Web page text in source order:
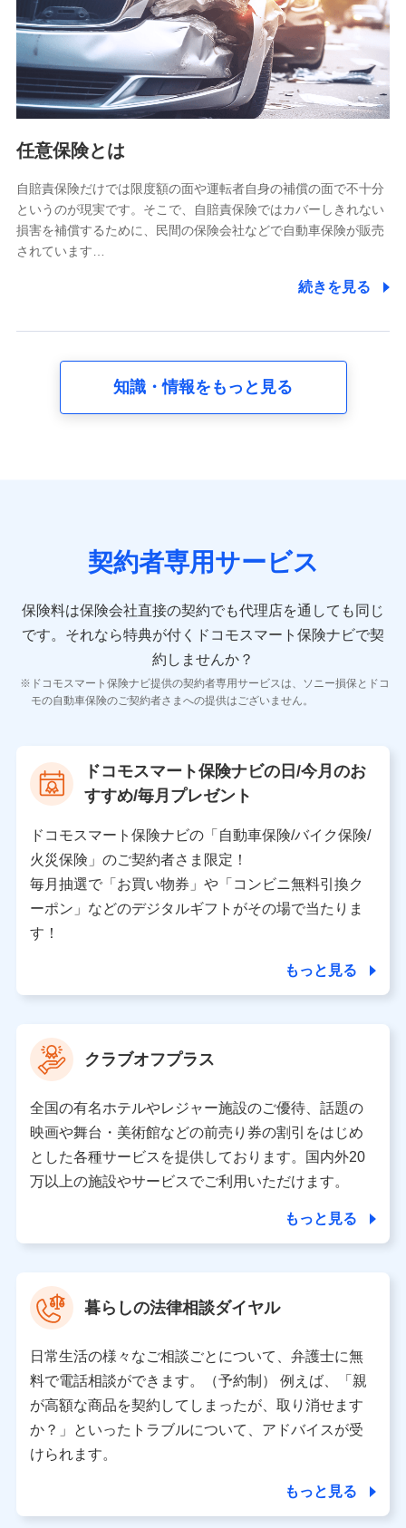
基本情報
氏名、電話番号、メールアドレス、お客さまの識別子、
属性、連絡先、dポイントサービスのご利用に関する情
報。例として、dポイントカード番号、性別、年齢、家族
構成、住所、dポイント残高、dポイント利用履歴などが
含まれます。
当社又は株式会社NTTドコモが提供する各種サービスな
又は株式会社NTTドコモが提供する各種サービスのご契
約状態・ご利用履歴インターネット利用時の行動に関す
る情報、アプリケーション利用時の行動に関する情報、
購入されたサービスや商品の名称・購入場所・決済に関
する情報、アンケートの回答に関する情報などが含まれ
の内容、保険料、保険料のお支払方法、車のメーカーや
走行距離などの情報、建物の構造や築年数などの情報、
険契約に関する情報。例として、保険契約者及び被保険
者の氏名、住所、生年月日、性別、保険契約者と被保険
報、建物の構造や築年数などの情報、ペットの種類や年
齢などの情報などが含まれます。
【共同して利用する者の範囲】
当社
当社又は株式会社NTTドコモが提供する保険関連サービ
スにおけるユーザ登録受付および管理のため
を受けている保険会社・提携会社の保険その他に関する
情報を提供するため、また維持管理等の委託業務遂行の
ため、またそれらに付帯、関連する当社、株式会社NTT
ドコモおよび提携会社のサービスを案内、提供するため
（各サービスで取得したサービス利用履歴、ウェブサイ
トの閲覧履歴、購買履歴、ご契約内容等のパーソナルデ
ータを分析して、お客さまの趣味・嗜好・傾向に応じた
上記に係る案内・手続き・管理等付帯業務を行うため
【当該個人データの管理について責任を有する者の名称・住
所・代表者名】
当該個人データを取り扱う各共同利用者（詳細は次のとお
り）
東京都千代田区永田町2丁目11番1号 山王パークタワー
株式会社NTTドコモ 代表取締役社長 前田 義晃
東京都中央区日本橋人形町2-14-10 アーバンネット日本橋
ビル 3F
※ 当社および株式会社NTTドコモは、お客さまの情報を利
データ憲章」に定める行動原則を順守します 。
※ パーソナルデータダッシュボードの「第三者提供の管
理」の設定状態にかかわらず、共同利用する場合がありま
※ dポイントクラブ会員ではないお客さま（2019年12月11
日以降、一度もdポイントクラブ会員であったことがないお
個人データは、こちら の利用目的の範囲内に限って共同利
用します。
任意保険とは
自賠責保険だけでは限度額の面や運転者自身の補償の面で不十分
というのが現実です。そこで、自賠責保険ではカバーしきれない
損害を補償するために、民間の保険会社などで自動車保険が販売
されています…
続きを見る
知識・情報をもっと見る
契約者専用サービス
保険料は保険会社直接の契約でも代理店を通しても同じ
です。 それなら特典が付くドコモスマート保険ナビで契
約しませんか？
ドコモスマート保険ナビ提供の契約者専用サービスは、ソニー損保とドコ
モの自動車保険のご契約者さまへの提供はございません。
ドコモスマート保険ナビの日/今月のお
すすめ/毎月プレゼント
ドコモスマート保険ナビの「自動車保険/バイク保険/
火災保険」のご契約者さま限定！
毎月抽選で「お買い物券」や「コンビニ無料引換ク
ーポン」などのデジタルギフトがその場で当たりま
す！
もっと見る
クラブオフプラス
全国の有名ホテルやレジャー施設のご優待、話題の
映画や舞台・美術館などの前売り券の割引をはじめ
とした各種サービスを提供しております。国内外20
万以上の施設やサービスでご利用いただけます。
もっと見る
暮らしの法律相談ダイヤル
日常生活の様々なご相談ごとについて、弁護士に無
料で電話相談ができます。（予約制） 例えば、「親
が高額な商品を契約してしまったが、取り消せます
か？」といったトラブルについて、アドバイスが受
けられます。
もっと見る